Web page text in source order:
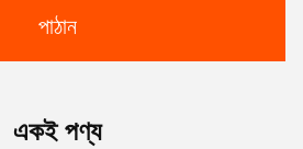
পাঠান
একই পণ্য